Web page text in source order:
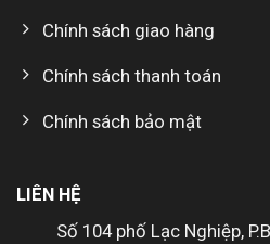
Chính sách giao hàng
Chính sách thanh toán
Chính sách bảo mật
LIÊN HỆ
Số 104 phố Lạc Nghiệp,